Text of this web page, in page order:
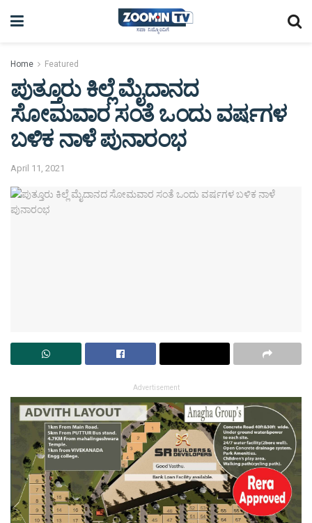
Home Featured
ಪುತ್ತೂರು ಕಿಲ್ಲೆ ಮೈದಾನದ
ಸೋಮವಾರ ಸಂತೆ ಒಂದು ವರ್ಷಗಳ
ಬಳಿಕ ನಾಳೆ ಪುನಾರಂಭ
April 11, 2021
Advertisement